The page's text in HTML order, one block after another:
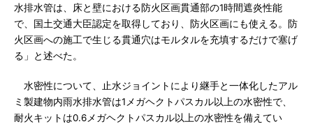
水排水管は、床と壁における防火区画貫通部の1時間遮炎性能
で、国土交通大臣認定を取得しており、防火区画にも使える。防
火区画への施工で生じる貫通穴はモルタルを充填するだけで塞げ
る」と述べた。
水密性について、止水ジョイントにより継手と一体化したアル
ミ製建物内雨水排水管は1メガヘクトパスカル以上の水密性で、
耐火キットは0.6メガヘクトパスカル以上の水密性を備えてい